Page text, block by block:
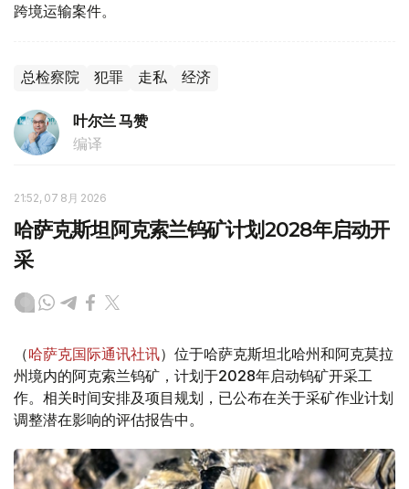
跨境运输案件。
总检察院 犯罪 走私 经济
叶尔兰 马赞
编译
21:52, 07 8月 2026
哈萨克斯坦阿克索兰钨矿计划2028年启动开
采
（哈萨克国际通讯社讯）位于哈萨克斯坦北哈州和阿克莫拉
州境内的阿克索兰钨矿，计划于2028年启动钨矿开采工
作。相关时间安排及项目规划，已公布在关于采矿作业计划
调整潜在影响的评估报告中。